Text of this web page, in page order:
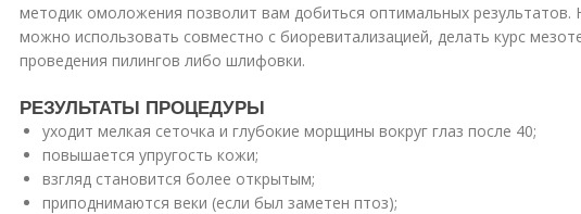
методик омоложения позволит вам добиться оптимальных результатов.
можно использовать совместно с биоревитализацией, делать курс
проведения пилингов либо шлифовки.
РЕЗУЛЬТАТЫ ПРОЦЕДУРЫ
уходит мелкая сеточка и глубокие морщины вокруг глаз после 40;
повышается упругость кожи;
взгляд становится более открытым;
приподнимаются веки (если был заметен птоз);